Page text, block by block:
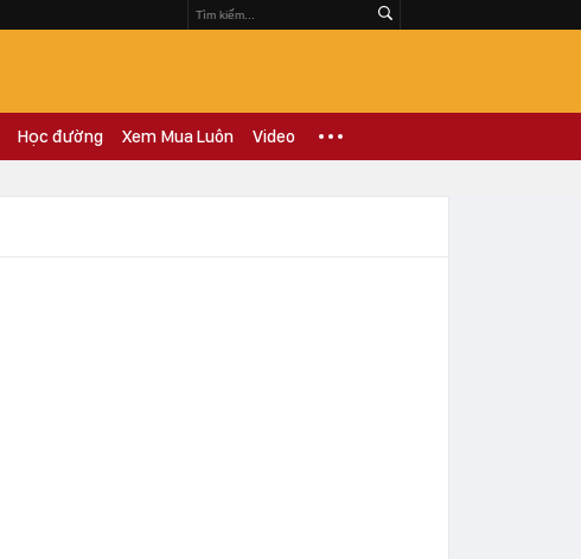
Học đường Xem Mua Luôn Video